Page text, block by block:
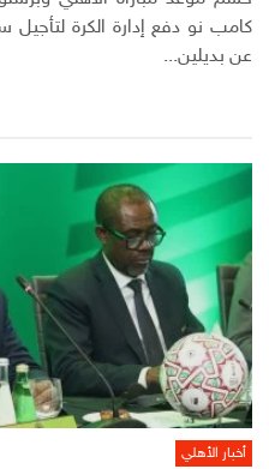
عن بديلين...
أخبار الأهلي